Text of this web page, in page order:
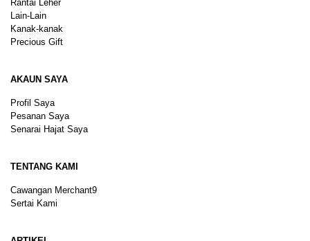
Rantai Leher
Lain-Lain
Kanak-kanak
Precious Gift
AKAUN SAYA
Profil Saya
Pesanan Saya
Senarai Hajat Saya
TENTANG KAMI
Cawangan Merchant9
Sertai Kami